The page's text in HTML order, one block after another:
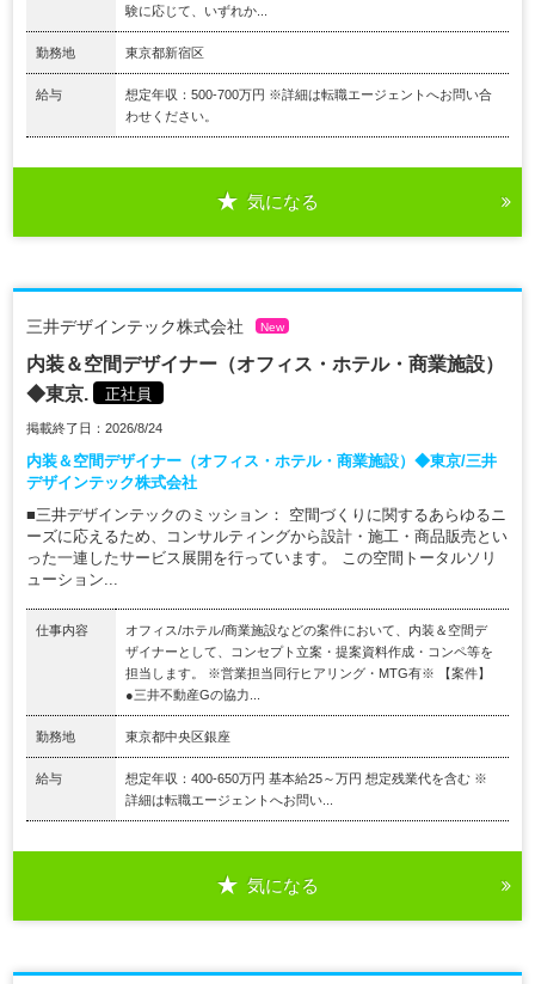
験に応じて、いずれか...
勤務地 東京都新宿区
給与
想定年収：500-700万円 ※詳細は転職エージェントへお問い合
わせください。
気になる
三井デザインテック株式会社 New
内装＆空間デザイナー（オフィス・ホテル・商業施設）
◆東京.
正社員
掲載終了日：2026/8/24
内装＆空間デザイナー（オフィス・ホテル・商業施設）◆東京/三井
デザインテック株式会社
■三井デザインテックのミッション： 空間づくりに関するあらゆるニ
ーズに応えるため、コンサルティングから設計・施工・商品販売とい
った一連したサービス展開を行っています。 この空間トータルソリ
ューション...
仕事内容
オフィス/ホテル/商業施設などの案件において、内装＆空間デ
ザイナーとして、コンセプト立案・提案資料作成・コンペ等を
担当します。 ※営業担当同行ヒアリング・MTG有※ 【案件】
●三井不動産Gの協力...
勤務地 東京都中央区銀座
給与
想定年収：400-650万円 基本給25～万円 想定残業代を含む ※
詳細は転職エージェントへお問い...
気になる